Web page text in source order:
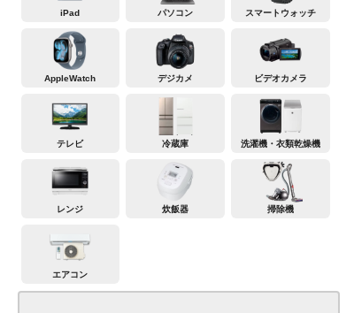
iPad パソコン スマートウォッチ
AppleWatch デジカメ ビデオカメラ
テレビ 冷蔵庫 洗濯機・衣類乾燥機
レンジ 炊飯器 掃除機
エアコン